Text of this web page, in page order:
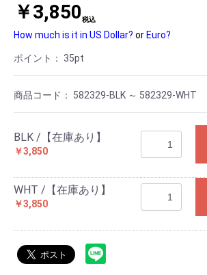
￥3,850税込
How much is it in US Dollar? or Euro?
ポイント： 35pt
商品コード： 582329-BLK ～ 582329-WHT
BLK /【在庫あり】
￥3,850
WHT /【在庫あり】
￥3,850